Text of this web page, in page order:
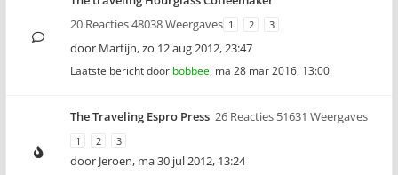
20 Reacties 48038 Weergaves 1 2 3
door Martijn,zo 12 aug 2012, 23:47
Laatste bericht door bobbee, ma 28 mar 2016, 13:00
The Traveling Espro Press 26 Reacties 51631 Weergaves
1 2 3
door Jeroen, ma 30 jul 2012, 13:24